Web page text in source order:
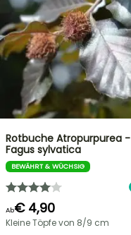
Rotbuche Atropurpurea -
Fagus sylvatica
BEWÄHRT & WÜCHSIG
Ab€ 4,90
Kleine Töpfe von 8/9 cm